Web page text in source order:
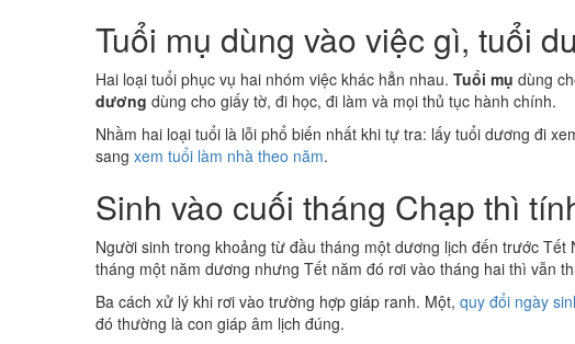
Tuổi mụ dùng vào việc gì, tuổi
Hai loại tuổi phục vụ hai nhóm việc khác hẳn nhau. Tuổi mụ dùng
dương dùng cho giấy tờ, đi học, đi làm và mọi thủ tục hành chính.
Nhầm hai loại tuổi là lỗi phổ biến nhất khi tự tra: lấy tuổi dương đi
sang xem tuổi làm nhà theo năm.
Sinh vào cuối tháng Chạp thì
Người sinh trong khoảng từ đầu tháng một dương lịch đến trước Tết
tháng một năm dương nhưng Tết năm đó rơi vào tháng hai thì vẫn
Ba cách xử lý khi rơi vào trường hợp giáp ranh. Một, quy đổi ngày
đó thường là con giáp âm lịch đúng.